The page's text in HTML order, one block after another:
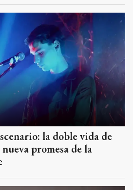
la doble vida de
promesa de la